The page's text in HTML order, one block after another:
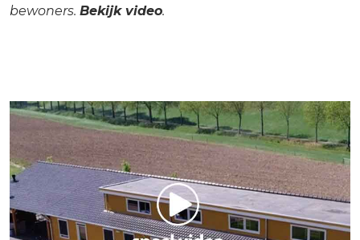
bewoners. Bekijk video.